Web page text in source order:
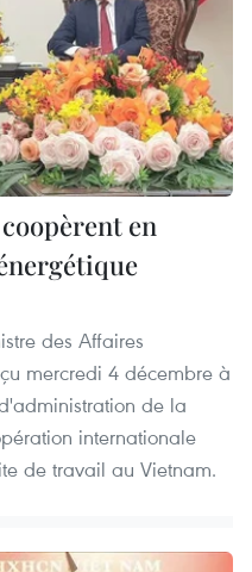
en
des Affaires
mercredi 4 décembre à
de la
internationale
de travail au Vietnam.